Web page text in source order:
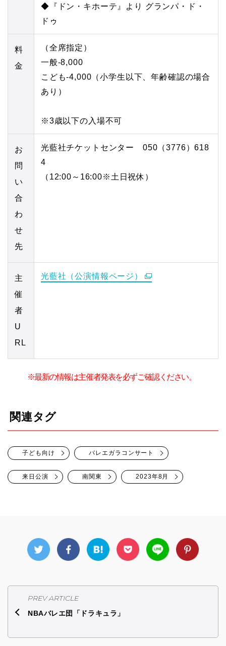
◆『ドン・キホーテ』より グランパ・ド・
ドゥ
料
金
（全席指定）
一般-8,000
こども-4,000（小学生以下、年齢確認の場合
あり）
※3歳以下の入場不可
お
問
い
合
わ
せ
先
光藍社チケットセンター 050（3776）618
4
（12:00～16:00※土日祝休）
主
催
者
U
RL
光藍社（公演情報ページ）
※最新の情報は主催者発表を必ずご確認ください。
関連タグ
子ども向け バレエガラコンサート
来日公演 南関東 2023年8月
PREV ARTICLE
NBAバレエ団「ドラキュラ」